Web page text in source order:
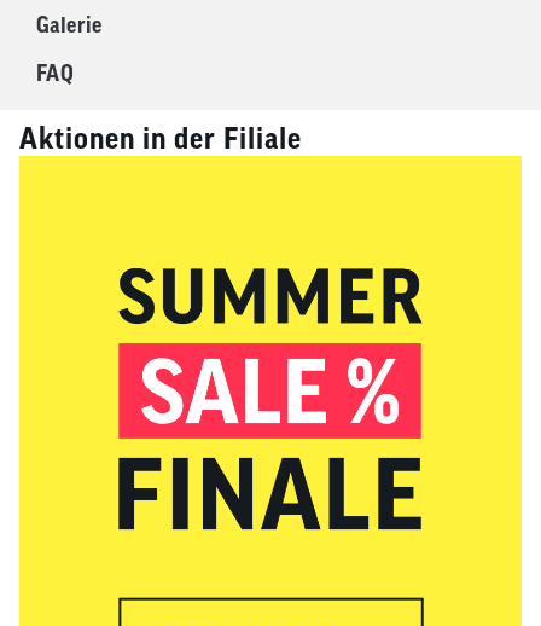
Galerie
FAQ
Aktionen in der Filiale